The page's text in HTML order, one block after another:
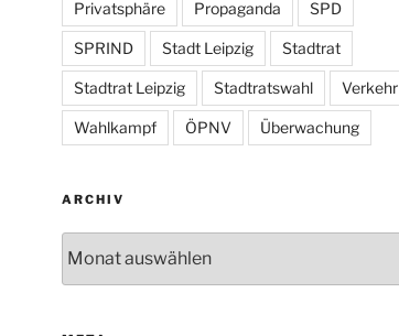
Privatsphäre Propaganda SPD
SPRIND Stadt Leipzig Stadtrat
Stadtrat Leipzig Stadtratswahl Verkehr
Wahlkampf ÖPNV Überwachung
ARCHIV